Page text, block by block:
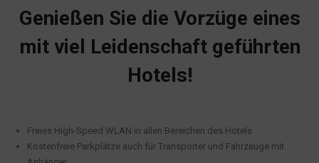
Genießen Sie die Vorzüge eines
mit viel Leidenschaft geführten
Hotels!
Freies High-Speed WLAN in allen Bereichen des Hotels
Kostenfreie Parkplätze auch für Transporter und Fahrzeuge mit